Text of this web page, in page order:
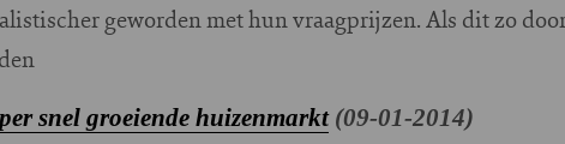
geworden met hun vraagprijzen. Als dit zo
snel groeiende huizenmarkt(09-01-2014)